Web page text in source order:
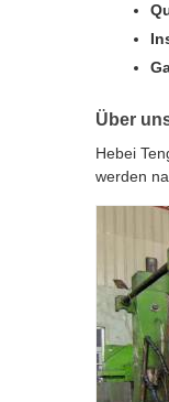
Über
Hebei
werden